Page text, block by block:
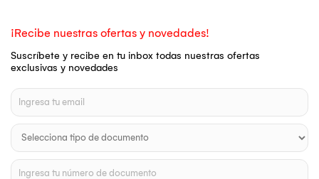
¡Recibe nuestras ofertas y novedades!
Suscríbete y recibe en tu inbox todas nuestras ofertas
exclusivas y novedades